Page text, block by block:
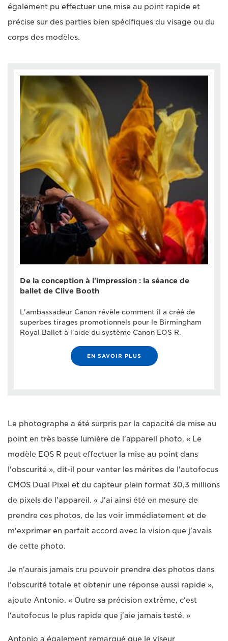
également pu effectuer une mise au point rapide et
précise sur des parties bien spécifiques du visage ou du
corps des modèles.
De la conception à l'impression : la séance de
ballet de Clive Booth
L'ambassadeur Canon révèle comment il a créé de
superbes tirages promotionnels pour le Birmingham
Royal Ballet à l'aide du système Canon EOS R.
EN SAVOIR PLUS
Le photographe a été surpris par la capacité de mise au
point en très basse lumière de l'appareil photo. « Le
modèle EOS R peut effectuer la mise au point dans
l'obscurité », dit-il pour vanter les mérites de l'autofocus
CMOS Dual Pixel et du capteur plein format 30,3 millions
de pixels de l'appareil. « J'ai ainsi été en mesure de
prendre ces photos, de les voir immédiatement et de
m'exprimer en parfait accord avec la vision que j'avais
de cette photo.
Je n'aurais jamais cru pouvoir prendre des photos dans
l'obscurité totale et obtenir une réponse aussi rapide »,
ajoute Antonio. « Outre sa précision extrême, c'est
l'autofocus le plus rapide que j'aie jamais testé. »
Antonio a également remarqué que le viseur